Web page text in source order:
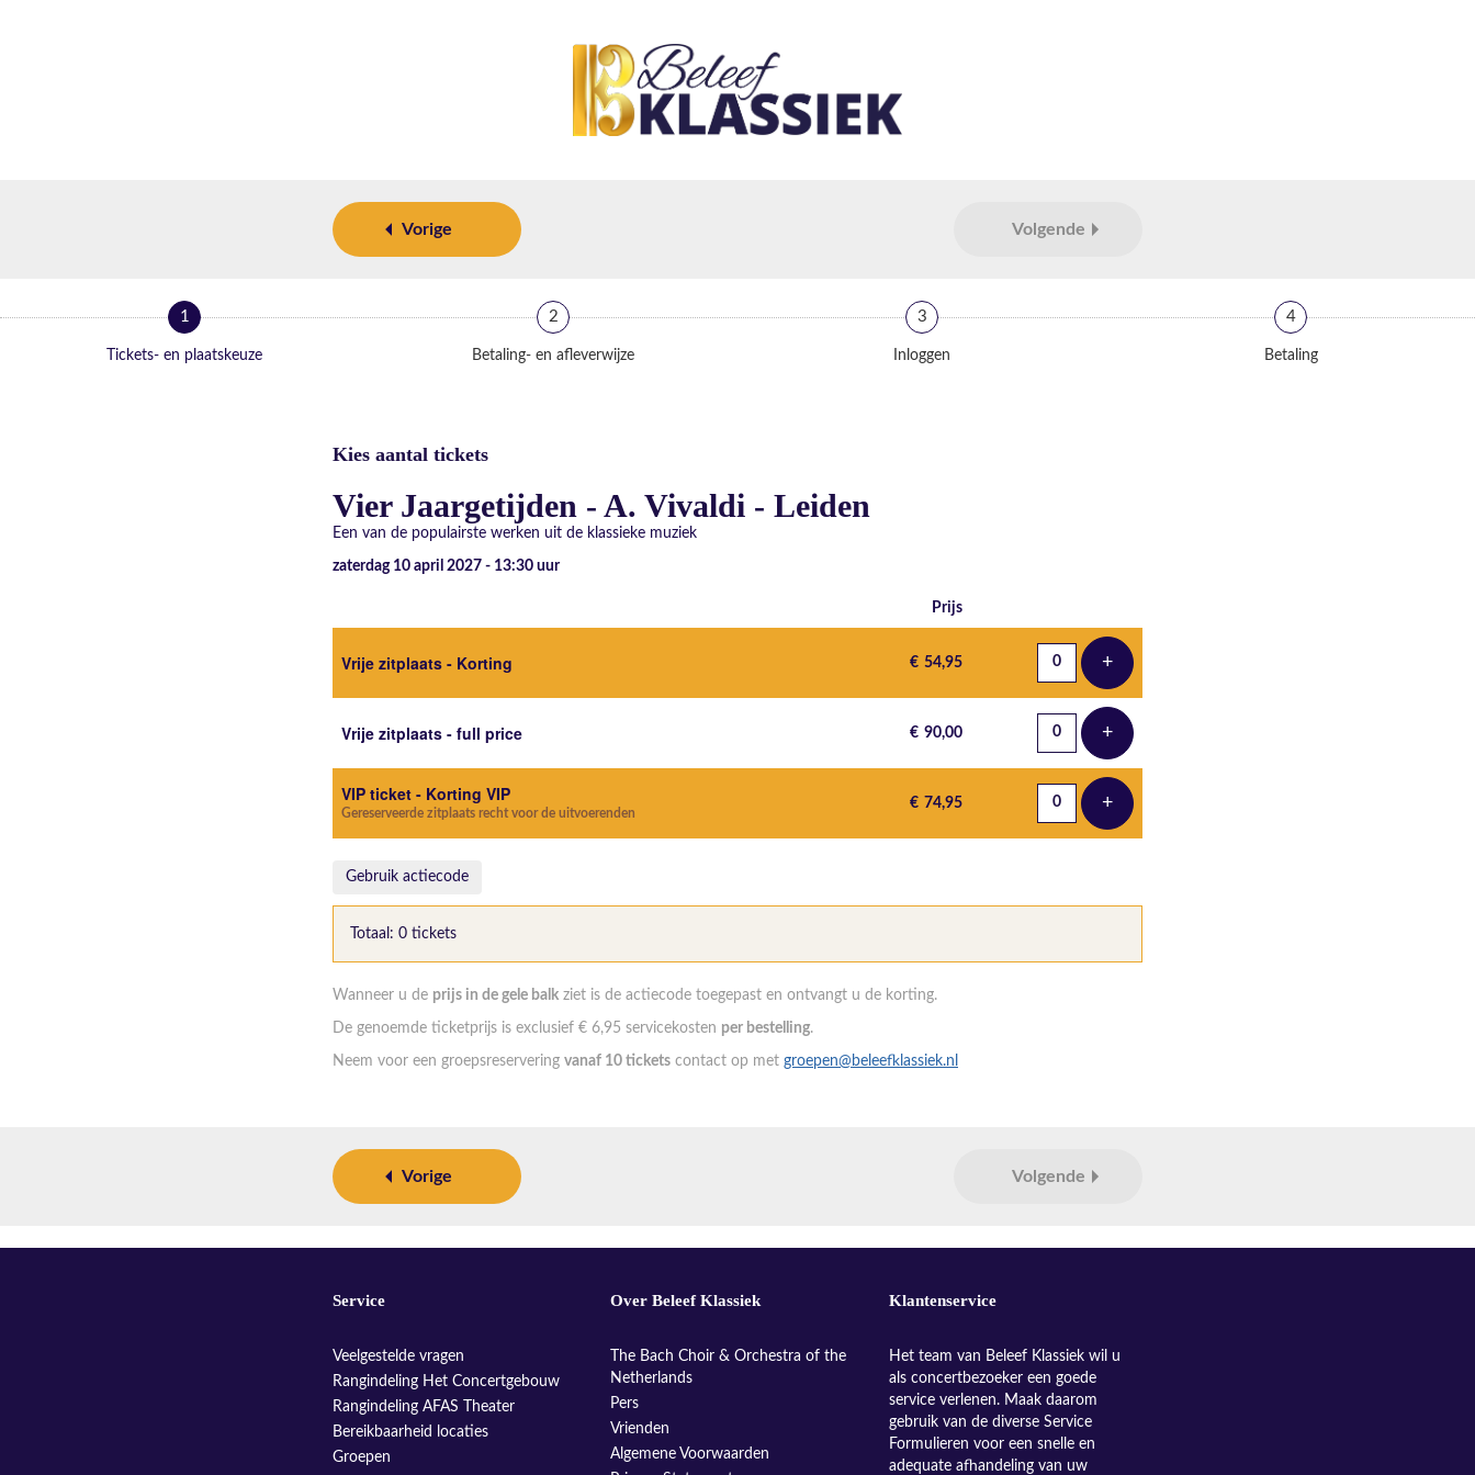
Vorige Volgende
1
Tickets- en plaatskeuze
2
Betaling- en afleverwijze
3
Inloggen
4
Betaling
Kies aantal tickets
Vier Jaargetijden - A. Vivaldi - Leiden
Een van de populairste werken uit de klassieke muziek
zaterdag 10 april 2027 - 13:30 uur
Prijs
Vrije zitplaats - Korting € 54,95 +Voeg ticket toe
Vrije zitplaats - full price € 90,00 +Voeg ticket toe
VIP ticket - Korting VIP
Gereserveerde zitplaats recht voor de uitvoerenden
€ 74,95 +Voeg ticket toe
Gebruik actiecode
Totaal: 0 tickets
Wanneer u de prijs in de gele balk ziet is de actiecode toegepast en ontvangt u de korting.
De genoemde ticketprijs is exclusief € 6,95 servicekosten per bestelling.
Neem voor een groepsreservering vanaf 10 tickets contact op met groepen@beleefklassiek.nl
Vorige Volgende
Service
Veelgestelde vragen
Rangindeling Het Concertgebouw
Rangindeling AFAS Theater
Bereikbaarheid locaties
Groepen
Over Beleef Klassiek
The Bach Choir & Orchestra of the
Netherlands
Pers
Vrienden
Algemene Voorwaarden
Klantenservice
Het team van Beleef Klassiek wil u
als concertbezoeker een goede
service verlenen. Maak daarom
gebruik van de diverse Service
Formulieren voor een snelle en
adequate afhandeling van uw